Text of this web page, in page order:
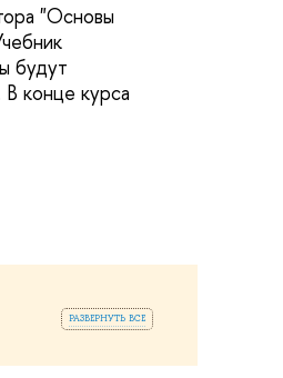
"Основы
будут
конце курса
развернуть все